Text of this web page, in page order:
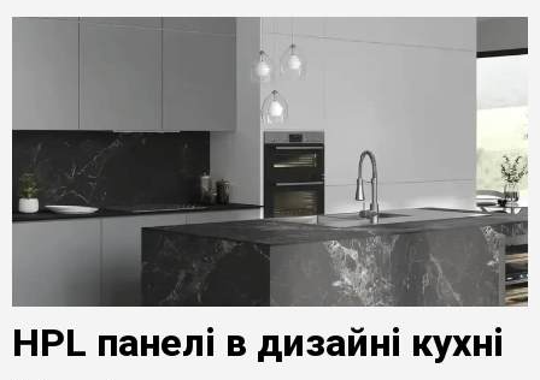
HPL панелі в дизайні кухні